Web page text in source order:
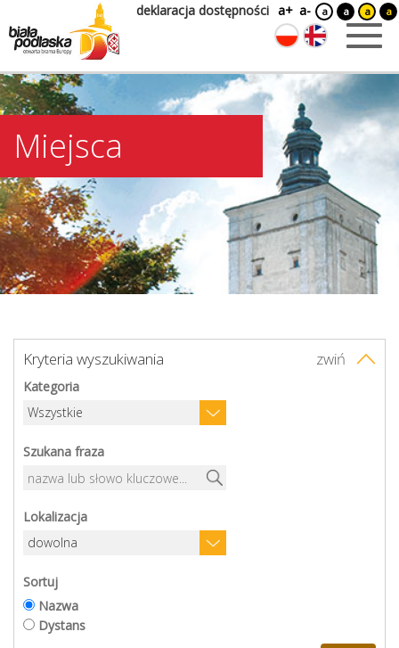
deklaracja dostępności a+ a- a a a a
Miejsca
zwiń
Kryteria wyszukiwania
Kategoria
Szukana fraza
Lokalizacja
Sortuj
Nazwa
Dystans